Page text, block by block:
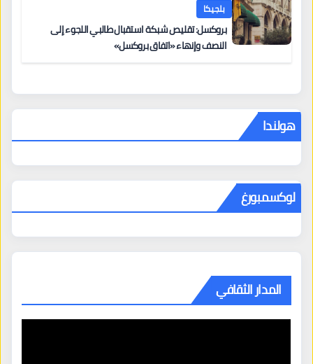
بلجيكا
بروكسل: تقليص شبكة استقبال طالبي اللجوء إلى
النصف وإنهاء «اتفاق بروكسل»
هولندا
لوكسمبورغ
المدار الثقافي